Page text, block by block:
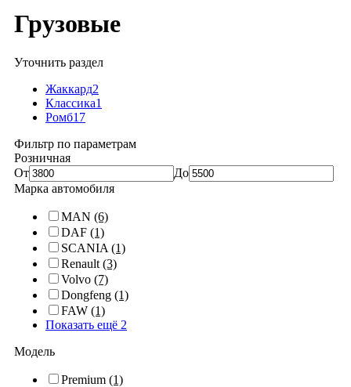
Грузовые
Уточнить раздел
Жаккард2
Классика1
Ромб17
Фильтр по параметрам
Розничная
От
До
Марка автомобиля
MAN (6)
DAF (1)
SCANIA (1)
Renault (3)
Volvo (7)
Dongfeng (1)
FAW (1)
Показать ещё 2
Модель
Premium (1)